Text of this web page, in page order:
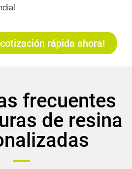
rápida ahora!
frecuentes
de resina